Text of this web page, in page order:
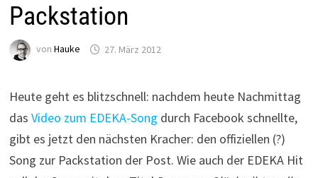
Packstation
von Hauke 27. März 2012
Heute geht es blitzschnell: nachdem heute Nachmittag
das Video zum EDEKA-Song durch Facebook schnellte,
gibt es jetzt den nächsten Kracher: den offiziellen (?)
Song zur Packstation der Post. Wie auch der EDEKA Hit